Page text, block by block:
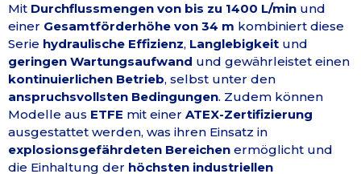
Mit Durchflussmengen von bis zu 1400 L/min und
einer Gesamtförderhöhe von 34 m kombiniert diese
Serie hydraulische Effizienz, Langlebigkeit und
geringen Wartungsaufwand und gewährleistet einen
kontinuierlichen Betrieb, selbst unter den
anspruchsvollsten Bedingungen. Zudem können
Modelle aus ETFE mit einer ATEX-Zertifizierung
ausgestattet werden, was ihren Einsatz in
explosionsgefährdeten Bereichen ermöglicht und
die Einhaltung der höchsten industriellen